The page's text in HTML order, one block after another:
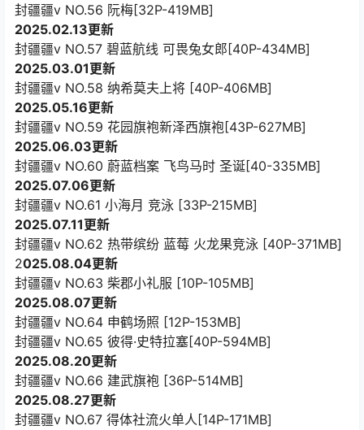
封疆疆v NO.56 阮梅[32P-419MB]
2025.02.13更新
封疆疆v NO.57 碧蓝航线 可畏兔女郎[40P-434MB]
2025.03.01更新
封疆疆v NO.58 纳希莫夫上将 [40P-406MB]
2025.05.16更新
封疆疆v NO.59 花园旗袍新泽西旗袍[43P-627MB]
2025.06.03更新
封疆疆v NO.60 蔚蓝档案 飞鸟马时 圣诞[40-335MB]
2025.07.06更新
封疆疆v NO.61 小海月 竞泳 [33P-215MB]
2025.07.11更新
封疆疆v NO.62 热带缤纷 蓝莓 火龙果竞泳 [40P-371MB]
2025.08.04更新
封疆疆v NO.63 柴郡小礼服 [10P-105MB]
2025.08.07更新
封疆疆v NO.64 申鹤场照 [12P-153MB]
封疆疆v NO.65 彼得·史特拉塞[40P-594MB]
2025.08.20更新
封疆疆v NO.66 建武旗袍 [36P-514MB]
2025.08.27更新
封疆疆v NO.67 得体社流火单人[14P-171MB]